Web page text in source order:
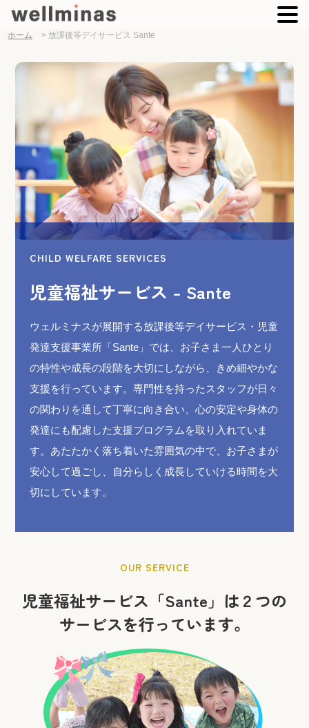
ホーム > 放課後等デイサービス Sante
CHILD WELFARE SERVICES
児童福祉サービス - Sante
ウェルミナスが展開する放課後等デイサービス・児童
発達支援事業所「Sante」では、お子さま一人ひとり
の特性や成長の段階を大切にしながら、きめ細やかな
支援を行っています。専門性を持ったスタッフが日々
の関わりを通して丁寧に向き合い、心の安定や身体の
発達にも配慮した支援プログラムを取り入れていま
す。あたたかく落ち着いた雰囲気の中で、お子さまが
安心して過ごし、自分らしく成長していける時間を大
切にしています。
OUR SERVICE
児童福祉サービス「Sante」は２つの
サービスを行っています。